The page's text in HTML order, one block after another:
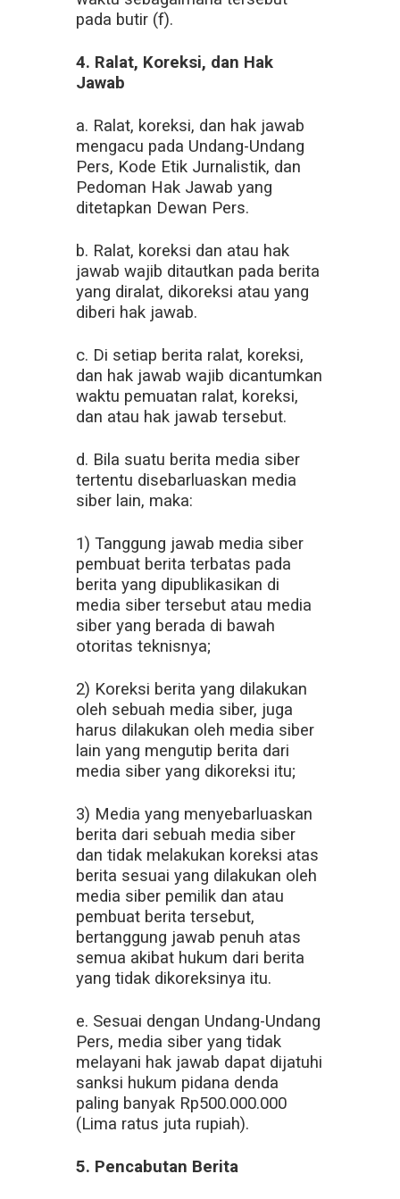
pada butir (f).
4. Ralat, Koreksi, dan Hak
Jawab
a. Ralat, koreksi, dan hak jawab
mengacu pada Undang-Undang
Pers, Kode Etik Jurnalistik, dan
Pedoman Hak Jawab yang
ditetapkan Dewan Pers.
b. Ralat, koreksi dan atau hak
jawab wajib ditautkan pada berita
yang diralat, dikoreksi atau yang
diberi hak jawab.
c. Di setiap berita ralat, koreksi,
dan hak jawab wajib dicantumkan
waktu pemuatan ralat, koreksi,
dan atau hak jawab tersebut.
d. Bila suatu berita media siber
tertentu disebarluaskan media
siber lain, maka:
1) Tanggung jawab media siber
pembuat berita terbatas pada
berita yang dipublikasikan di
media siber tersebut atau media
siber yang berada di bawah
otoritas teknisnya;
2) Koreksi berita yang dilakukan
oleh sebuah media siber, juga
harus dilakukan oleh media siber
lain yang mengutip berita dari
media siber yang dikoreksi itu;
3) Media yang menyebarluaskan
berita dari sebuah media siber
dan tidak melakukan koreksi atas
berita sesuai yang dilakukan oleh
media siber pemilik dan atau
pembuat berita tersebut,
bertanggung jawab penuh atas
semua akibat hukum dari berita
yang tidak dikoreksinya itu.
e. Sesuai dengan Undang-Undang
Pers, media siber yang tidak
melayani hak jawab dapat dijatuhi
sanksi hukum pidana denda
paling banyak Rp500.000.000
(Lima ratus juta rupiah).
5. Pencabutan Berita